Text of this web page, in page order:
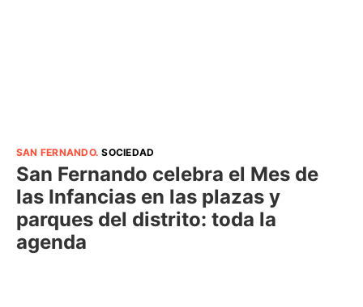
SAN FERNANDO.SOCIEDAD
San Fernando celebra el Mes de
las Infancias en las plazas y
parques del distrito: toda la
agenda